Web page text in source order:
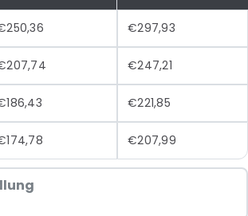
€297,93
€247,21
€221,85
€207,99